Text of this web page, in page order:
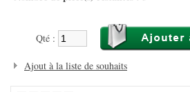
Qté :
Ajout à la liste de souhaits